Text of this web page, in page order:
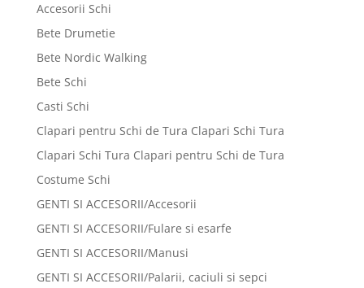
Accesorii Schi
Bete Drumetie
Bete Nordic Walking
Bete Schi
Casti Schi
Clapari pentru Schi de Tura Clapari Schi Tura
Clapari Schi Tura Clapari pentru Schi de Tura
Costume Schi
GENTI SI ACCESORII/Accesorii
GENTI SI ACCESORII/Fulare si esarfe
GENTI SI ACCESORII/Manusi
GENTI SI ACCESORII/Palarii, caciuli si sepci